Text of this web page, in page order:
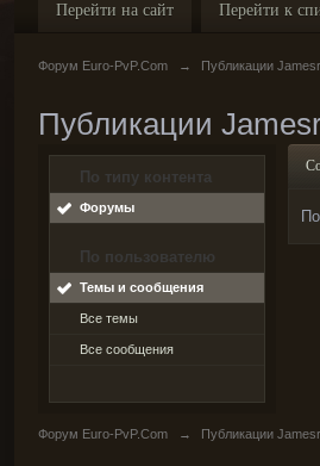
Перейти на сайт Перейти к
Форум Euro-PvP.Com → Публикации
Публикации
По типу контента
Форумы
По пользователю
Темы и сообщения
Все темы
Все сообщения
Форум Euro-PvP.Com → Публикации